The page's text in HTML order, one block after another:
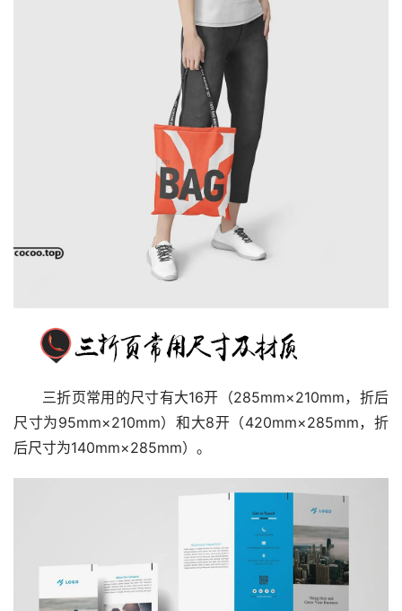
三折页常用的尺寸有大16开（285mm×210mm，折后
尺寸为95mm×210mm）和大8开（420mm×285mm，折
后尺寸为140mm×285mm）。